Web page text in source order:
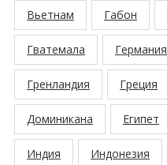
Вьетнам Габон
Гватемала Германия
Гренландия Греция
Доминикана Египет
Индия Индонезия